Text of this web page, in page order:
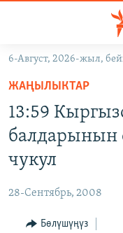
Навигацияга
өтүңүз
салыңыз
МАДАНИЯТ
ДҮЙНӨ
УКРАИНА
ТВ ПРОГРАММАЛАР
БҮГҮН АЗАТТЫКТА
ПОДКАСТ
6-Август, 2026-жыл,
ЖАҢЫЛЫКТАР
13:59
балдарынын
чукул
28-Сентябрь, 2008
Бөлүшүңүз